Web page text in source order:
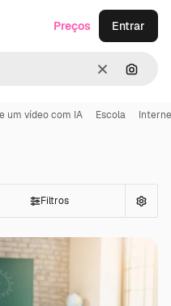
Limpar
Preços Entrar
um vídeo com IA Escola
Filtros